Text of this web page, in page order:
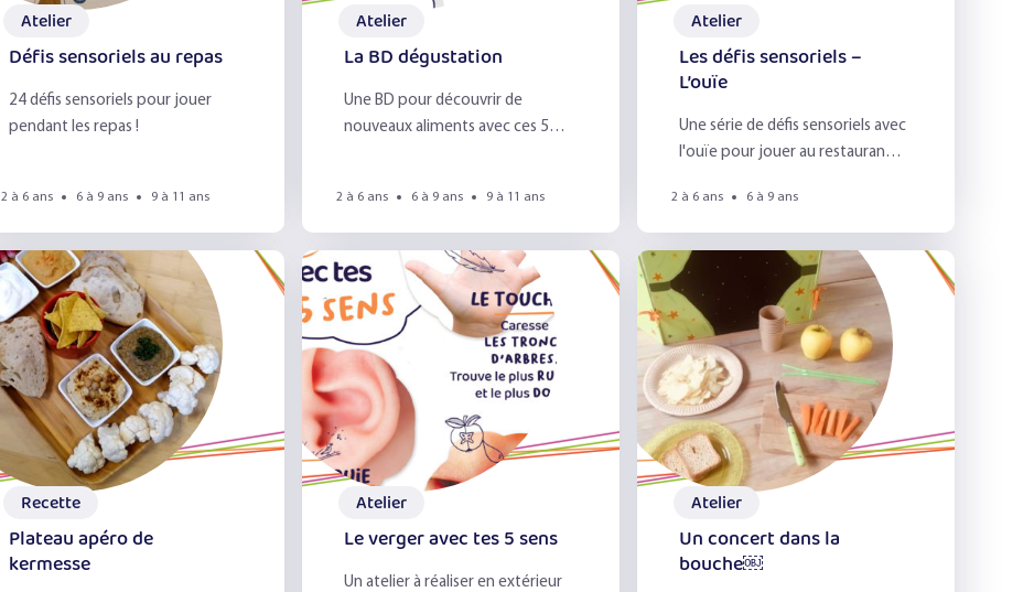
Les émotions
Les épices
Les fruits du verger
Les légumes & la vue
Les légumineuses
Les pommes
Portraits gourmands
Sandwich !
Effacer les filtres Filtrer
Atelier
Défis sensoriels au repas
24 défis sensoriels pour jouer
pendant les repas !
2 à 6 ans 6 à 9 ans 9 à 11 ans
Atelier
La BD dégustation
Une BD pour découvrir de
nouveaux aliments avec ces 5
2 à 6 ans 6 à 9 ans 9 à 11 ans
Atelier
Les défis sensoriels –
L’ouïe
Une série de défis sensoriels avec
l'ouïe pour jouer au restaurant
2 à 6 ans 6 à 9 ans
Recette
Plateau apéro de
kermesse
Atelier
Le verger avec tes 5 sens
Un atelier à réaliser en extérieur
Atelier
Un concert dans la
bouche￼